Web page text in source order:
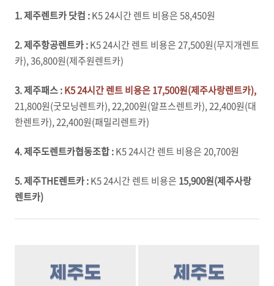
1. 제주렌트카 닷컴 :K5 24시간 렌트 비용은 58,450원
2. 제주항공렌트카 :K5 24시간 렌트 비용은 27,500원(무지개렌트
카), 36,800원(제주원렌트카)
3. 제주패스 :K5 24시간 렌트 비용은 17,500원(제주사랑렌트카),
21,800원(굿모닝렌트카), 22,200원(알프스렌트카), 22,400원(대
한렌트카), 22,400원(패밀리렌트카)
4. 제주도렌트카협동조합 :K5 24시간 렌트 비용은 20,700원
5. 제주THE렌트카 :K5 24시간 렌트 비용은 15,900원(제주사랑
렌트카)